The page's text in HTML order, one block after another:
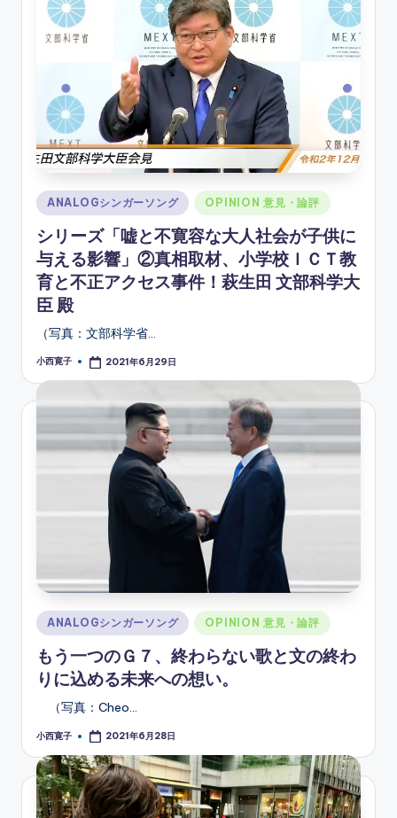
Posted
in
ANALOGシンガーソング OPINION 意見・論評
シリーズ「嘘と不寛容な大人社会が子供に
与える影響」②真相取材、小学校ＩＣＴ教
育と不正アクセス事件！萩生田 文部科学大
臣 殿
（写真：文部科学省…
Posted
小西寛子 2021年6月29日
Posted
in
ANALOGシンガーソング OPINION 意見・論評
もう一つのＧ７、終わらない歌と文の終わ
りに込める未来への想い。
（写真：Cheo…
Posted
小西寛子 2021年6月28日